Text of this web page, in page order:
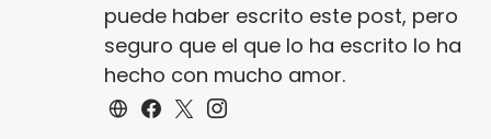
puede haber escrito este post, pero
seguro que el que lo ha escrito lo ha
hecho con mucho amor.